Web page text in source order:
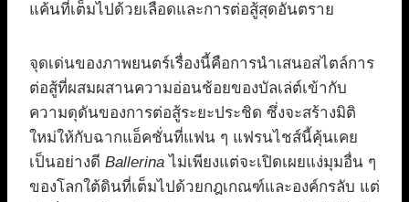
แค้นที่เต็มไปด้วยเลือดและการต่อสู้สุดอันตราย
จุดเด่นของภาพยนตร์เรื่องนี้คือการนำเสนอสไตล์การ
ต่อสู้ที่ผสมผสานความอ่อนช้อยของบัลเล่ต์เข้ากับ
ความดุดันของการต่อสู้ระยะประชิด ซึ่งจะสร้างมิติ
ใหม่ให้กับฉากแอ็คชั่นที่แฟน ๆ แฟรนไชส์นี้คุ้นเคย
เป็นอย่างดี Ballerina ไม่เพียงแต่จะเปิดเผยแง่มุมอื่น ๆ
ของโลกใต้ดินที่เต็มไปด้วยกฎเกณฑ์และองค์กรลับ แต่